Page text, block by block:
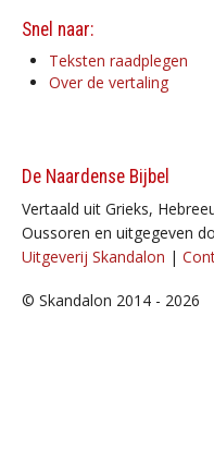
Snel naar:
Teksten raadplegen
Over de vertaling
De Naardense Bijbel
Vertaald uit Grieks,
Oussoren en uitgegeven
Uitgeverij Skandalon |
© Skandalon 2014 - 2026